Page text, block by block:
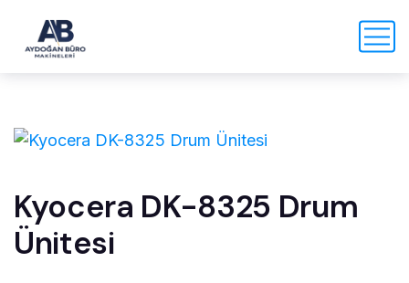
Kyocera DK-8325 Drum
Ünitesi